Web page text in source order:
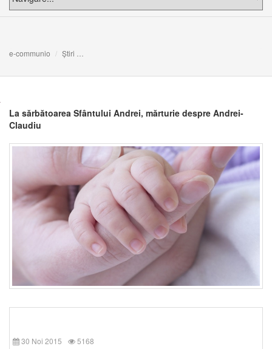
e-communio Știri
La sărbătoarea Sfântului Andrei, mărturie despre Andrei-
Claudiu
30 Noi 2015 5168